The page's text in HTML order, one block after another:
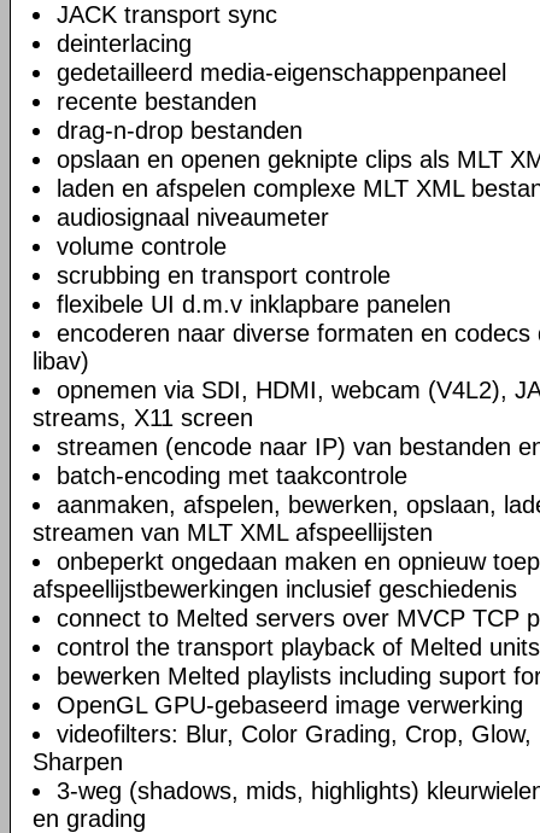
JACK transport sync
deinterlacing
gedetailleerd media-eigenschappenpaneel
recente bestanden
drag-n-drop bestanden
opslaan en openen geknipte clips als MLT
laden en afspelen complexe MLT XML
audiosignaal niveaumeter
volume controle
scrubbing en transport controle
flexibele UI d.m.v inklapbare panelen
encoderen naar diverse formaten en codecs
libav)
opnemen via SDI, HDMI, webcam (V4L2),
streams, X11 screen
streamen (encode naar IP) van bestanden
batch-encoding met taakcontrole
aanmaken, afspelen, bewerken, opslaan,
streamen van MLT XML afspeellijsten
onbeperkt ongedaan maken en opnieuw
afspeellijstbewerkingen inclusief geschiedenis
connect to Melted servers over MVCP TCP
control the transport playback of Melted units
bewerken Melted playlists including suport
OpenGL GPU-gebaseerd image verwerking
videofilters: Blur, Color Grading, Crop,
Sharpen
3-weg (shadows, mids, highlights)
en grading